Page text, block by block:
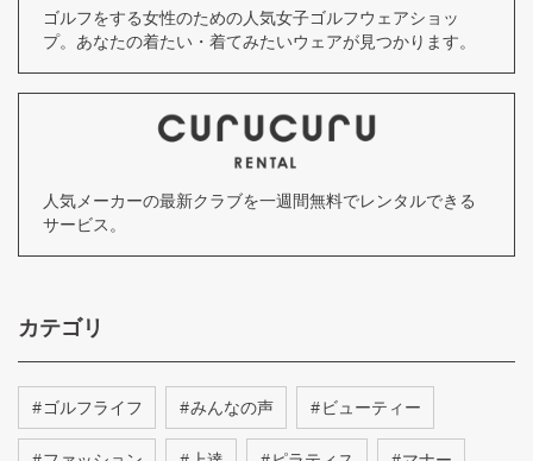
ゴルフをする女性のための人気女子ゴルフウェアショッ
プ。あなたの着たい・着てみたいウェアが見つかります。
人気メーカーの最新クラブを一週間無料でレンタルできる
サービス。
カテゴリ
#ゴルフライフ #みんなの声 #ビューティー